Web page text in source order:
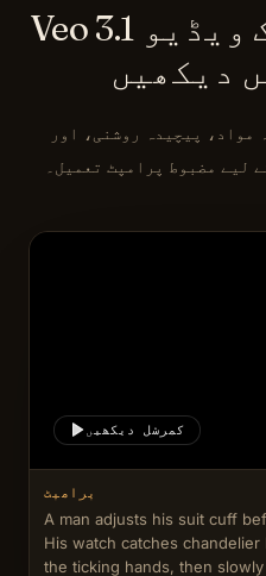
Veo 3.1 سینماٹوگرافک ویڈیو
دیکھیں
مواد، پیچیدہ روشنی، اور
لیے مضبوط پرامپٹ تعمیل۔
کمرشل دیکھیں
پرامپٹ
A man adjusts his suit cuff
His watch catches
the ticking hands, then